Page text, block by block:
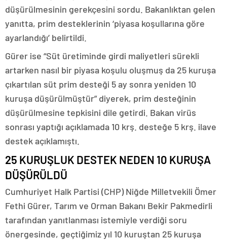
düşürülmesinin gerekçesini sordu. Bakanlıktan gelen
yanıtta, prim desteklerinin ‘piyasa koşullarına göre
ayarlandığı’ belirtildi.
Gürer ise “Süt üretiminde girdi maliyetleri sürekli
artarken nasıl bir piyasa koşulu oluşmuş da 25 kuruşa
çıkartılan süt prim desteği 5 ay sonra yeniden 10
kuruşa düşürülmüştür” diyerek, prim desteğinin
düşürülmesine tepkisini dile getirdi. Bakan virüs
sonrası yaptığı açıklamada 10 krş. desteğe 5 krş. ilave
destek açıklamıştı.
25 KURUŞLUK DESTEK NEDEN 10 KURUŞA
DÜŞÜRÜLDÜ
Cumhuriyet Halk Partisi (CHP) Niğde Milletvekili Ömer
Fethi Gürer, Tarım ve Orman Bakanı Bekir Pakmedirli
tarafından yanıtlanması istemiyle verdiği soru
önergesinde, geçtiğimiz yıl 10 kuruştan 25 kuruşa